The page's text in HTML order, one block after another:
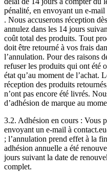
pénalité, en envoyant un e-
. Nous accuserons réception
annulez dans les 14 jours
coût total des produits. Tout
doit être retourné à vos frais
l’annulation. Pour des raisons
refuser les produits qui ont été
état qu’au moment de l’achat.
réception des produits
n’ont pas encore été livrés.
d’adhésion de marque au
3.2. Adhésion en cours : Vous
envoyant un e-mail à
; l’annulation prend effet à la
adhésion annuelle a été
jours suivant la date de
complet.